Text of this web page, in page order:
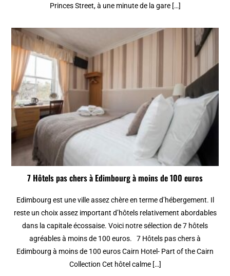
Princes Street, à une minute de la gare […]
7 Hôtels pas chers à Edimbourg à moins de 100 euros
Edimbourg est une ville assez chère en terme d’hébergement. Il
reste un choix assez important d’hôtels relativement abordables
dans la capitale écossaise. Voici notre sélection de 7 hôtels
agréables à moins de 100 euros. 7 Hôtels pas chers à
Edimbourg à moins de 100 euros Cairn Hotel- Part of the Cairn
Collection Cet hôtel calme […]